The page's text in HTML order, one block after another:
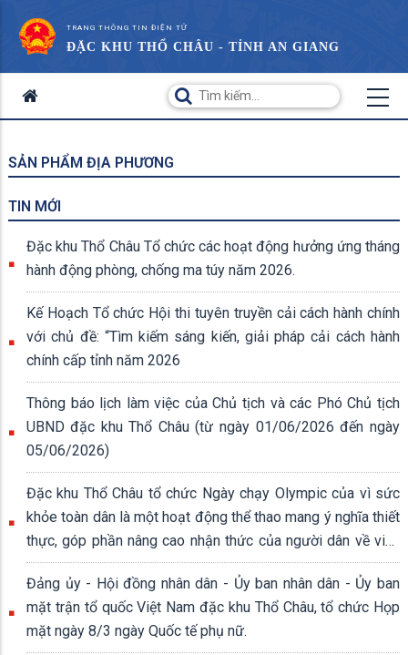
TRANG THÔNG TIN ĐIỆN TỬ
ĐẶC KHU THỔ CHÂU - TỈNH AN GIANG
SẢN PHẨM ĐỊA PHƯƠNG
TIN MỚI
Đặc khu Thổ Châu Tổ chức các hoạt động hưởng ứng tháng
hành động phòng, chống ma túy năm 2026.
Kế Hoạch Tổ chức Hội thi tuyên truyền cải cách hành chính
với chủ đề: “Tìm kiếm sáng kiến, giải pháp cải cách hành
chính cấp tỉnh năm 2026
Thông báo lịch làm việc của Chủ tịch và các Phó Chủ tịch
UBND đặc khu Thổ Châu (từ ngày 01/06/2026 đến ngày
05/06/2026)
Đặc khu Thổ Châu tổ chức Ngày chạy Olympic của vì sức
khỏe toàn dân là một hoạt động thể thao mang ý nghĩa thiết
thực, góp phần nâng cao nhận thức của người dân về việc
rèn luyện thân thể, xây dựng lối sống lành mạnh.
Đảng ủy - Hội đồng nhân dân - Ủy ban nhân dân - Ủy ban
mặt trận tổ quốc Việt Nam đặc khu Thổ Châu, tổ chức Họp
mặt ngày 8/3 ngày Quốc tế phụ nữ.